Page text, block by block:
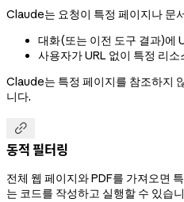
Claude는 요청이 특정 페이지나 문
대화(또는 이전 도구 결과)에
사용자가 URL 없이 특정 리
Claude는 특정 페이지를 참조하지
니다.

동적 필터링
전체 웹 페이지와 PDF를 가져오면
는 코드를 작성하고 실행할 수 있습